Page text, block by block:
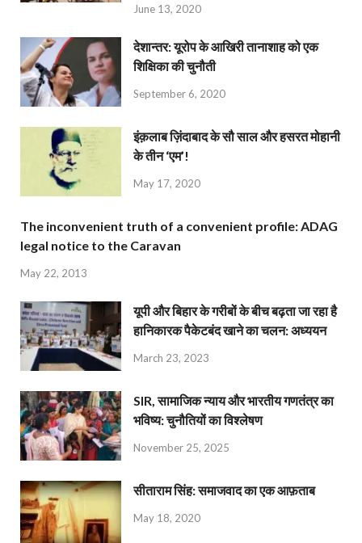
June 13, 2020
देशान्‍तर: यूरोप के आखिरी तानाशाह को एक
शिक्षिका की चुनौती
September 6, 2020
इंक़लाब ज़िंदाबाद के सौ साल और हसरत मोहानी
के तीन ‘एम’!
May 17, 2020
The inconvenient truth of a convenient profile: ADAG
legal notice to the Caravan
May 22, 2013
यूपी और बिहार के गरीबों के बीच बढ़ता जा रहा है
हानिकारक पैकेटबंद खाने का चलन: अध्ययन
March 23, 2023
SIR, सामाजिक न्याय और भारतीय गणतंत्र का
भविष्य: चुनौतियों का विश्लेषण
November 25, 2025
सीताराम सिंह: समाजवाद का एक आफ़ताब
May 18, 2020